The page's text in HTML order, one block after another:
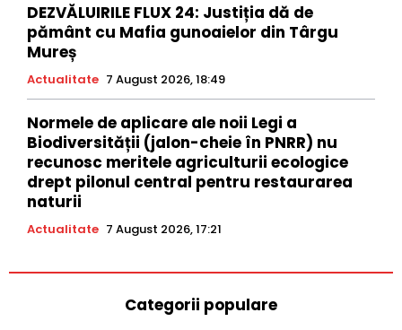
DEZVĂLUIRILE FLUX 24: Justiția dă de
pământ cu Mafia gunoaielor din Târgu
Mureș
Actualitate 7 August 2026, 18:49
Normele de aplicare ale noii Legi a
Biodiversității (jalon-cheie în PNRR) nu
recunosc meritele agriculturii ecologice
drept pilonul central pentru restaurarea
naturii
Actualitate 7 August 2026, 17:21
Categorii populare